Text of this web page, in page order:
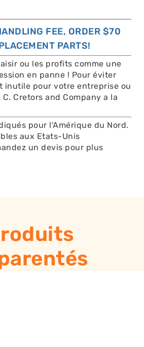
FEE, ORDER $70
PARTS!
ou les profits comme une
en panne ! Pour éviter
inutile pour votre entreprise ou
Cretors and Company a la
pour l'Amérique du Nord.
aux Etats-Unis
un devis pour plus